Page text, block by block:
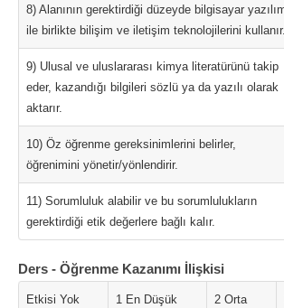
8) Alanının gerektirdiği düzeyde bilgisayar
ile birlikte bilişim ve iletişim teknolojilerini kullanır.
9) Ulusal ve uluslararası kimya literatürünü takip
eder, kazandığı bilgileri sözlü ya da yazılı olarak
aktarır.
10) Öz öğrenme gereksinimlerini belirler,
öğrenimini yönetir/yönlendirir.
11) Sorumluluk alabilir ve bu sorumlulukların
gerektirdiği etik değerlere bağlı kalır.
Ders - Öğrenme Kazanımı İlişkisi
Etkisi Yok 1 En Düşük 2 Orta